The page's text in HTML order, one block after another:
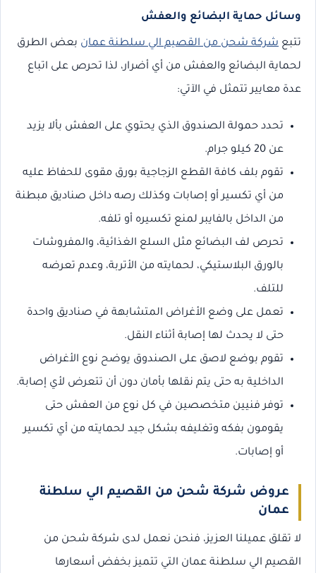
وسائل حماية البضائع والعفش
تتبع شركة شحن من القصيم الي سلطنة عمان بعض الطرق
لحماية البضائع والعفش من أي أضرار، لذا تحرص على اتباع
عدة معايير تتمثل في الآتي:
تحدد حمولة الصندوق الذي يحتوي على العفش بألا يزيد
عن 20 كيلو جرام.
تقوم بلف كافة القطع الزجاجية بورق مقوى للحفاظ عليه
من أي تكسير أو إصابات وكذلك رصه داخل صناديق مبطنة
من الداخل بالفايبر لمنع تكسيره أو تلفه.
تحرص لف البضائع مثل السلع الغذائية، والمفروشات
بالورق البلاستيكي، لحمايته من الأتربة، وعدم تعرضه
للتلف.
تعمل على وضع الأغراض المتشابهة في صناديق واحدة
حتى لا يحدث لها إصابة أثناء النقل.
تقوم بوضع لاصق على الصندوق يوضح نوع الأغراض
الداخلية به حتى يتم نقلها بأمان دون أن تتعرض لأي إصابة.
توفر فنيين متخصصين في كل نوع من العفش حتى
يقومون بفكه وتغليفه بشكل جيد لحمايته من أي تكسير
أو إصابات.
عروض شركة شحن من القصيم الي سلطنة
عمان
لا تقلق عميلنا العزيز، فنحن نعمل لدى شركة شحن من
القصيم الي سلطنة عمان التي تتميز بخفض أسعارها